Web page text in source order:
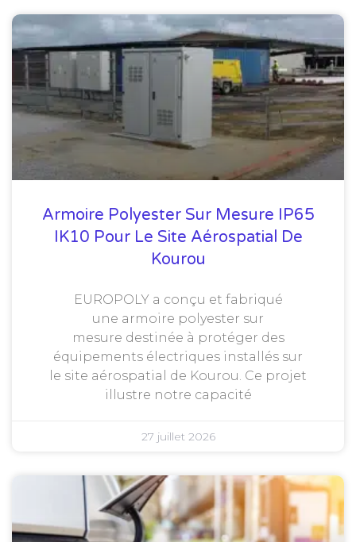
Armoire Polyester Sur Mesure IP65
IK10 Pour Le Site Aérospatial De
Kourou
EUROPOLY a conçu et fabriqué
une armoire polyester sur
mesure destinée à protéger des
équipements électriques installés sur
le site aérospatial de Kourou. Ce projet
illustre notre capacité
27 juillet 2026